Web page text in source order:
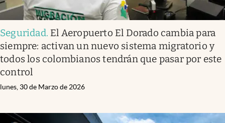
Seguridad. El Aeropuerto El Dorado cambia para
siempre: activan un nuevo sistema migratorio y
todos los colombianos tendrán que pasar por este
control
lunes, 30 de Marzo de 2026